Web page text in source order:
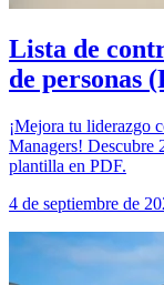
Lista de
de personas
¡Mejora tu liderazgo
Managers! Descubre
plantilla en PDF.
4 de septiembre de